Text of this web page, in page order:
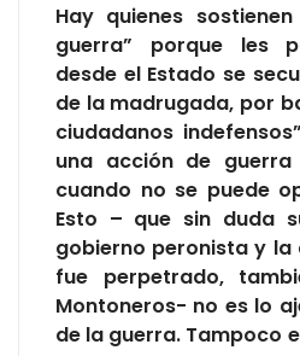
Hay quienes
guerra” porque les
desde el Estado se
de la madrugada, por
ciudadanos
una acción de
cuando no se puede
Esto – que sin duda
gobierno peronista y
fue perpetrado,
Montoneros- no es lo
de la guerra. Tampoco